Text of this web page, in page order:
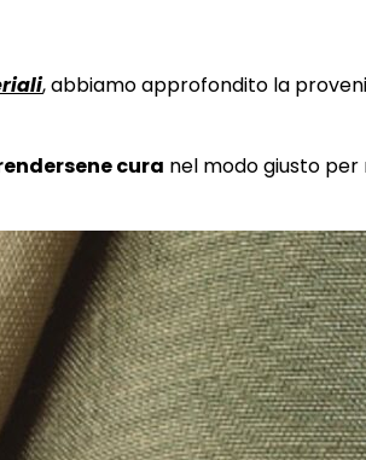
, abbiamo approfondito la
cura nel modo giusto